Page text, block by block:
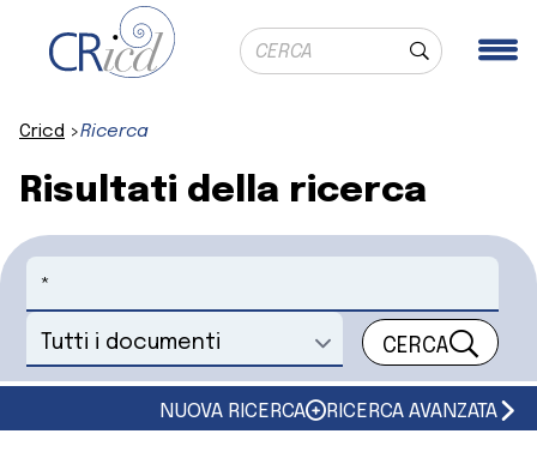
Ricerca globale
Cerca
Cricd Ricerca
Risultati della ricerca
Cerca
Seleziona un documento CERCA
NUOVA RICERCA RICERCA AVANZATA